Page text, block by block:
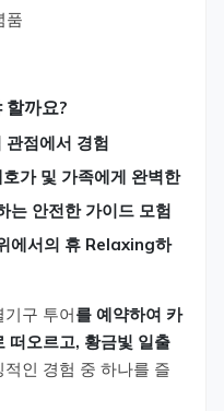
품
할까요?
관점에서 경험
가 및 가족에게 완벽한
는 안전한 가이드 모험
에서의 휴 Relaxing하
구 투어를 예약하여 카
떠오르고, 황금빛 일출
인 경험 중 하나를 즐